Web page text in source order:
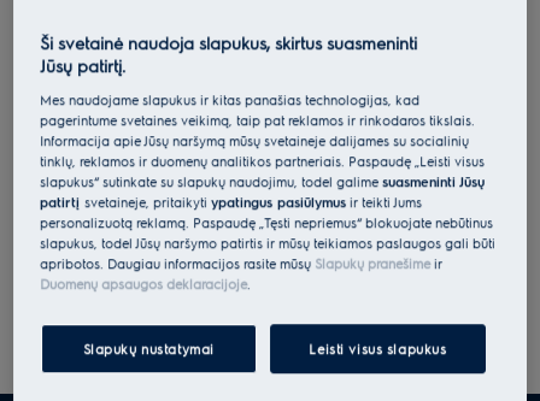
asmens duomenis, peržiūrėkite mūsų duomenų apsaugos
deklaraciją.
Ši svetainė naudoja slapukus, skirtus suasmeninti
Jūsų patirtį.
Mes naudojame slapukus ir kitas panašias technologijas, kad
pagerintume svetainės veikimą, taip pat reklamos ir rinkodaros tikslais.
Informacija apie Jūsų naršymą mūsų svetainėje dalijamės su socialinių
tinklų, reklamos ir duomenų analitikos partneriais. Paspaudę „Leisti visus
slapukus“ sutinkate su slapukų naudojimu, todėl galimesuasmeninti Jūsų
patirtįsvetainėje, pritaikytiypatingus pasiūlymus ir teikti Jums
personalizuotą reklamą. Paspaudę „Tęsti nepriėmus“ blokuojate nebūtinus
slapukus, todėl Jūsų naršymo patirtis ir mūsų teikiamos paslaugos gali būti
apribotos. Daugiau informacijos rasite mūsų Slapukų pranešimeir
Duomenų apsaugos deklaracijoje.
Slapukų nustatymai Leisti visus slapukus